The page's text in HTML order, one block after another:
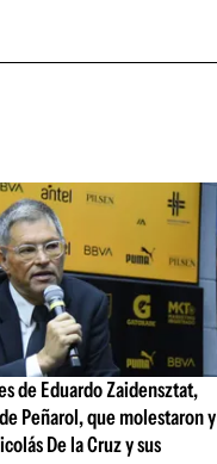
de Eduardo Zaidensztat,
Peñarol, que molestaron y
De la Cruz y sus